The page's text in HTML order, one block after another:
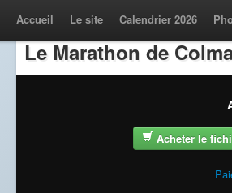
Accueil Le site Calendrier 2026
Le Marathon de
Acheter le